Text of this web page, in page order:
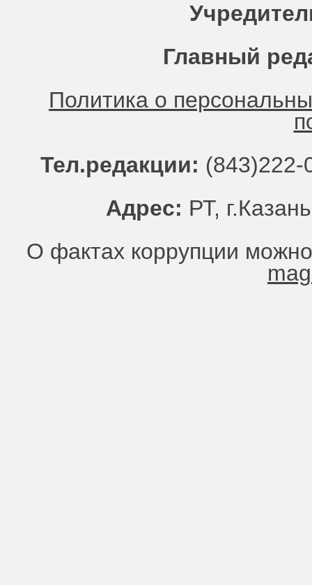
Главный
Политика о
Тел.редакции:
Адрес: РТ,
О фактах коррупции